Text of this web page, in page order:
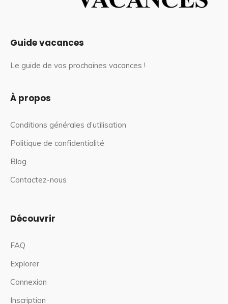
Guide vacances
Le guide de vos prochaines vacances !
À propos
Conditions générales d’utilisation
Politique de confidentialité
Blog
Contactez-nous
Découvrir
FAQ
Explorer
Connexion
Inscription